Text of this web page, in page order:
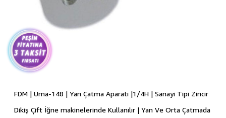
FDM | Uma-148 | Yan Çatma Aparatı |1/4H | Sanayi Tipi Zincir
Dikiş Çift İğne makinelerinde Kullanılır | Yan Ve Orta Çatmada